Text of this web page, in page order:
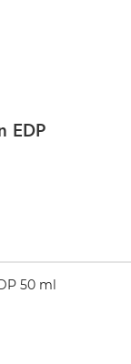
EDP
50 ml